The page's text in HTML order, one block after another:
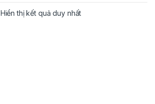
Hiển thị kết quả duy nhất